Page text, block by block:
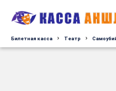
Билетная касса Tеатр